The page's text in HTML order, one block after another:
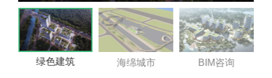
绿色建筑 海绵城市 BIM咨询